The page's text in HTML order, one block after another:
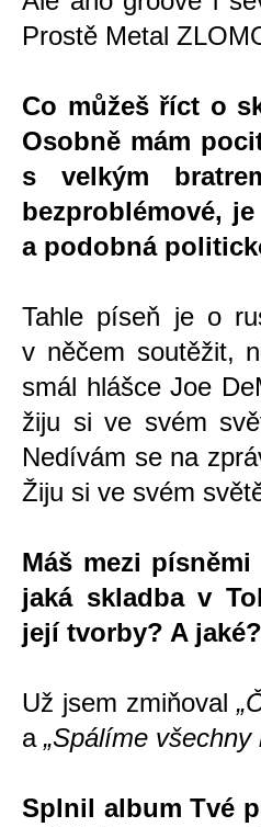
Prostě Metal
Co můžeš říct o
Osobně mám
s velkým
bezproblémové,
a podobná
Tahle píseň je o
v něčem soutěžit,
smál hlášce Joe
žiju si ve svém
Nedívám se na
Žiju si ve svém
Máš mezi
jaká skladba v
její tvorby? A jaké?
Už jsem zmiňoval
a „Spálíme všechny
Splnil album Tvé